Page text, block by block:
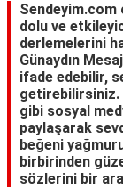
BLOG
Sendeyim.com
dolu ve
derlemelerini
Günaydın
ifade edebilir,
getirebilirsiniz.
gibi sosyal
paylaşarak
beğeni
birbirinden
sözlerini bir